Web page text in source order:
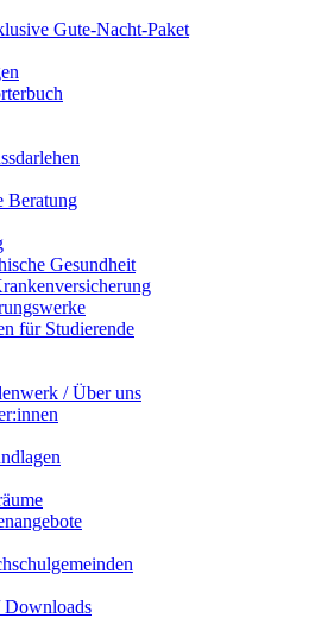
Gute-Nacht-Paket
Beratung
Gesundheit
für Studierende
/ Über uns
Downloads